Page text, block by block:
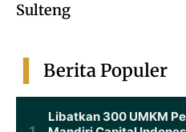
Sulteng
Berita Populer